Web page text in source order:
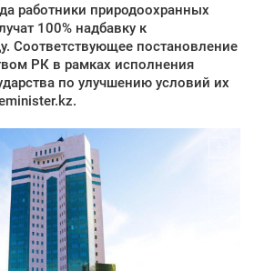
работники природоохранных
100% надбавку к
Соответствующее постановление
РК в рамках исполнения
по улучшению условий их